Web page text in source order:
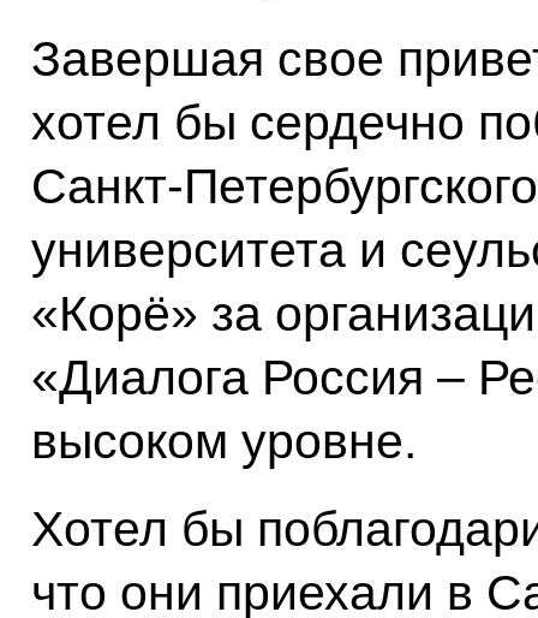
Завершая свое
хотел бы сердечно
Санкт-
университета и
«Корё» за
«Диалога Россия –
высоком уровне.
Хотел бы
что они приехали в